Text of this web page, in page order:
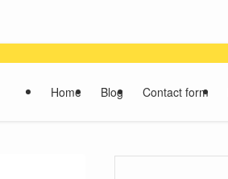
Home Blog Contact form